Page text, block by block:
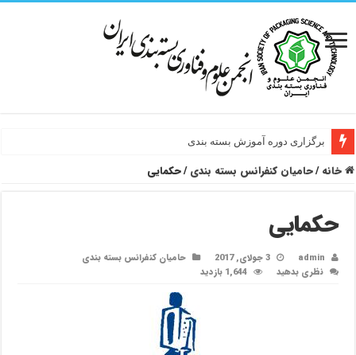
برگزاری دوره آموزش بسته بندی
خانه /حامیان کنفرانس بسته بندی /حکمایی
حکمایی
admin 3 جولای, 2017
حامیان کنفرانس بسته بندی
نظری بدهید
1,644 بازدید